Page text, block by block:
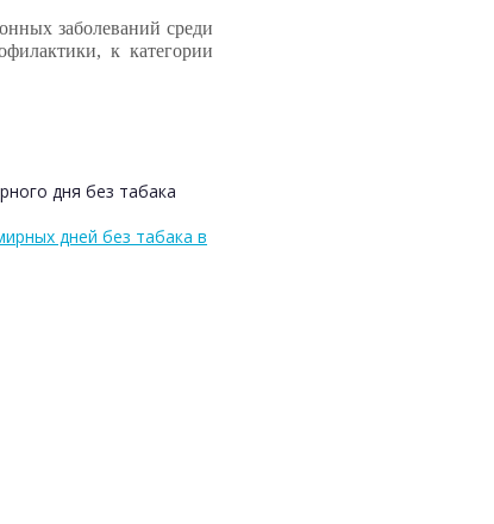
заболеваний среди
к категории
дня без табака
дней без табака в